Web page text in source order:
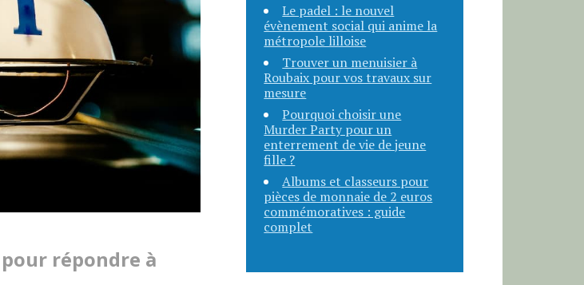
répondre à
Le padel : le nouvel
évènement social qui anime la
métropole lilloise
Trouver un menuisier à
Roubaix pour vos travaux sur
mesure
Pourquoi choisir une
Murder Party pour un
enterrement de vie de jeune
fille ?
Albums et classeurs pour
pièces de monnaie de 2 euros
commémoratives : guide
complet